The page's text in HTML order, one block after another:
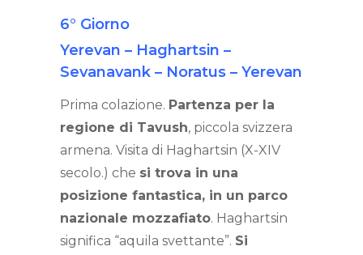
6° Giorno
Yerevan – Haghartsin –
Sevanavank – Noratus – Yerevan
Prima colazione. Partenza per la
regione di Tavush, piccola svizzera
armena. Visita di Haghartsin (X-XIV
secolo.) che si trova in una
posizione fantastica, in un parco
nazionale mozzafiato. Haghartsin
significa “aquila svettante”. Si